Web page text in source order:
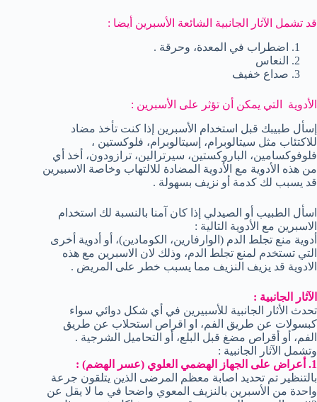
قد تشمل الآثار الجانبية الشائعة الأسبرين أيضا :
اضطراب في المعدة، وحرقة .
النعاس
صداع خفيف
الأدوية التي يمكن أن تؤثر على الأسبرين :
إسأل طبيبك قبل استخدام الأسبرين إذا كنت تأخذ مضاد
للاكتئاب مثل سيتالوبرام، إسيتالوبرام، فلوكستين ،
فلوفوكسامين، الباروكستين، سيرترالين، ترازودون، أخذ أي
من هذه الأدوية مع الأدوية المضادة للالتهاب وخاصة الاسبيرين
قد يسبب لك كدمة أو نزيف بسهولة .
اسأل الطبيب أو الصيدلي إذا كان آمنا بالنسبة لك استخدام
الاسبرين مع الأدوية التالية :
أدوية منع تجلط الدم (الوارفارين، الكومادين)، أو أدوية أخرى
التي تستخدم لمنع تجلط الدم، وذلك لان الاسبرين مع هذه
الادوية قد يزيف النزيف مما يسبب خطر على المريض .
الآثار الجانبية :
تحدث الأثار الجانبية للأسبيرين في أي شكل دوائي سواء
كبسولات عن طريق الفم، او اقراص استحلاب عن طريق
الفم، أو أقراص مضغ قبل البلع، أو التحاميل الشرجية .
وتشمل الآثار الجانبية :
1. أعراض على الجهاز الهضمي العلوي (عسر الهضم) :
بالتنظير تم تحديد اصابة معظم المرضى الذين يتلقون جرعة
واحدة من الأسبرين بالنزيف المعوي واضحا في ما لا يقل عن